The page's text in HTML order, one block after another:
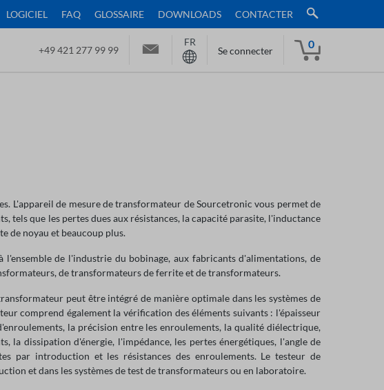
LOGICIEL FAQ GLOSSAIRE DOWNLOADS CONTACTER
+49 421 277 99 99
FR
Se connecter
0
L'appareil de mesure de transformateur de Sourcetronic vous permet de
tels que les pertes dues aux résistances, la capacité parasite, l'inductance
de noyau et beaucoup plus.
de l'industrie du bobinage, aux fabricants d'alimentations, de
de transformateurs de ferrite et de transformateurs.
peut être intégré de manière optimale dans les systèmes de
comprend également la vérification des éléments suivants : l'épaisseur
la précision entre les enroulements, la qualité diélectrique,
la dissipation d'énergie, l'impédance, les pertes énergétiques, l'angle de
par introduction et les résistances des enroulements. Le testeur de
et dans les systèmes de test de transformateurs ou en laboratoire.